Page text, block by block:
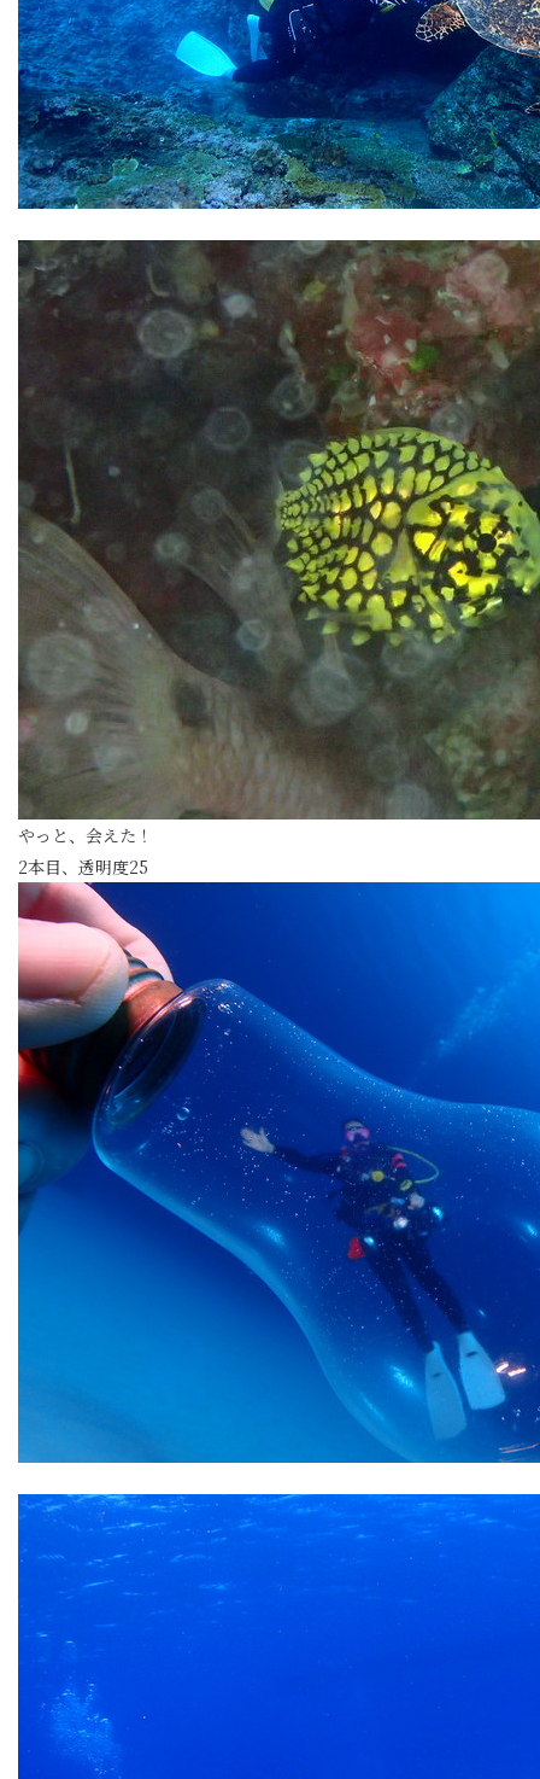
やっと、会えた！
2本目、透明度25